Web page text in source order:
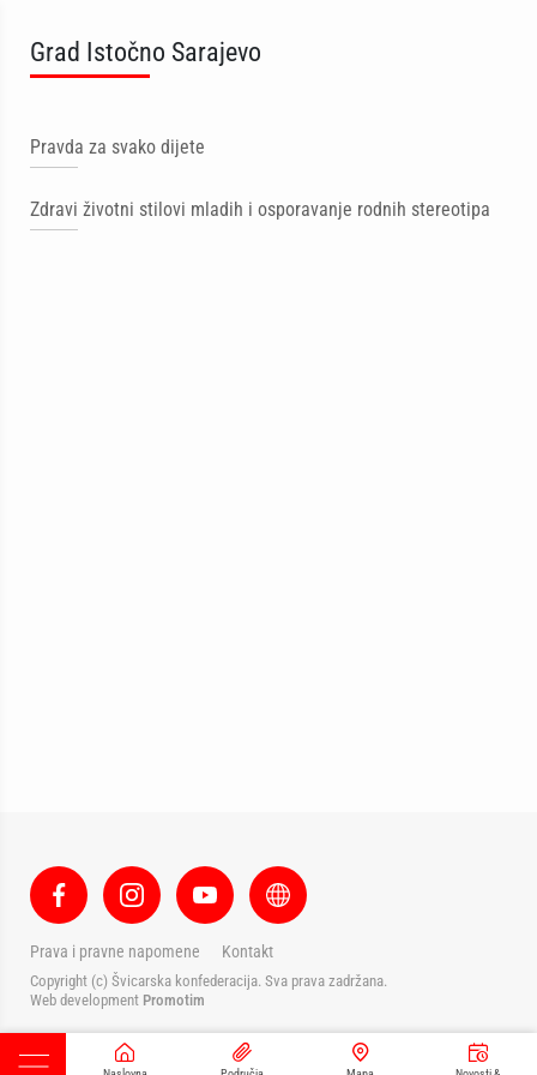
Grad Istočno Sarajevo
Pravda za svako dijete
Zdravi životni stilovi mladih i osporavanje rodnih stereotipa
Prava i pravne napomene Kontakt
Copyright (c) Švicarska konfederacija. Sva prava zadržana.
Web development Promotim